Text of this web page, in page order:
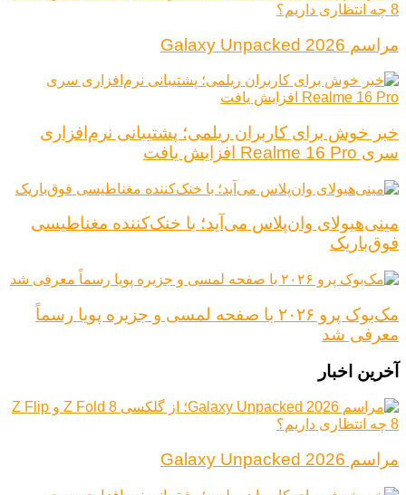
مراسم Galaxy Unpacked 2026
خبر خوش برای کاربران ریلمی؛ پشتیبانی نرم‌افزاری
سری Realme 16 Pro افزایش یافت
مینی‌هیولای وان‌پلاس می‌آید؛ با خنک‌کننده مغناطیسی
فوق‌باریک
مک‌بوک پرو ۲۰۲۶ با صفحه لمسی و جزیره پویا رسماً
معرفی شد
آخرین اخبار
مراسم Galaxy Unpacked 2026